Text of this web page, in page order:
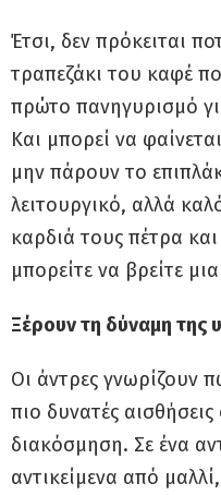
Έτσι, δεν πρόκειται
τραπεζάκι του καφέ
πρώτο πανηγυρισμό
Και μπορεί να
μην πάρουν το
λειτουργικό, αλλά
καρδιά τους πέτρα
μπορείτε να βρείτε
Ξέρουν τη δύναμη της
Οι άντρες γνωρίζουν
πιο δυνατές
διακόσμηση. Σε ένα
αντικείμενα από